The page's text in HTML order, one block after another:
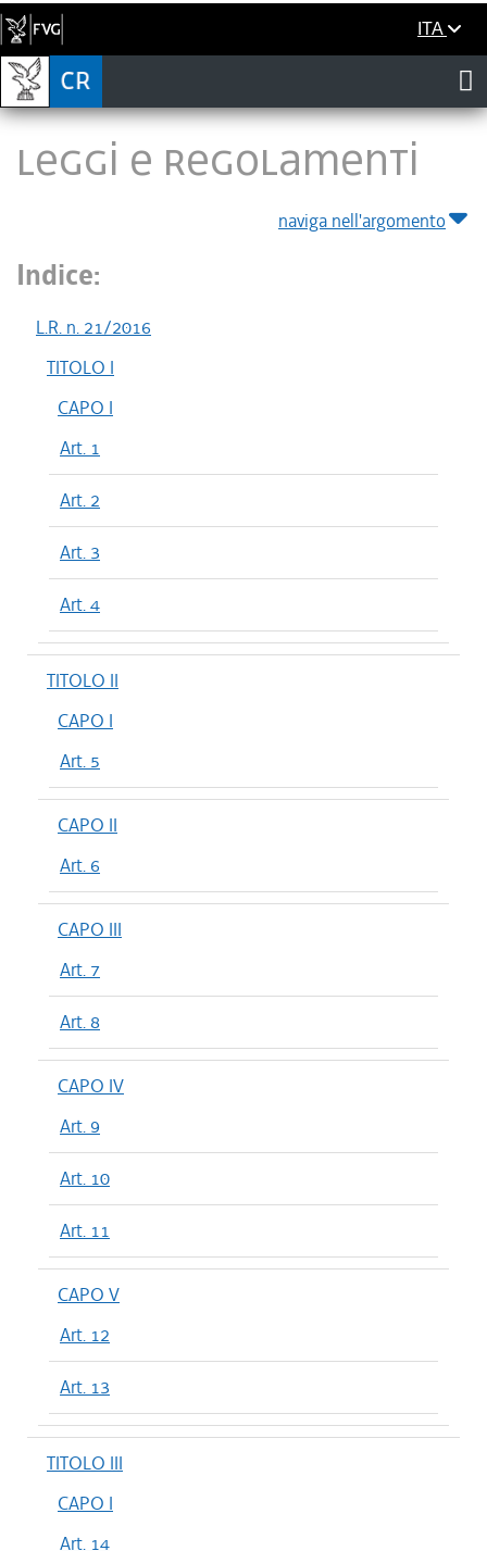
ITA
LEGGI E REGOLAMENTI
naviga nell'argomento
Indice:
L.R. n. 21/2016
TITOLO I
CAPO I
Art. 1
Art. 2
Art. 3
Art. 4
TITOLO II
CAPO I
Art. 5
CAPO II
Art. 6
CAPO III
Art. 7
Art. 8
CAPO IV
Art. 9
Art. 10
Art. 11
CAPO V
Art. 12
Art. 13
TITOLO III
CAPO I
Art. 14